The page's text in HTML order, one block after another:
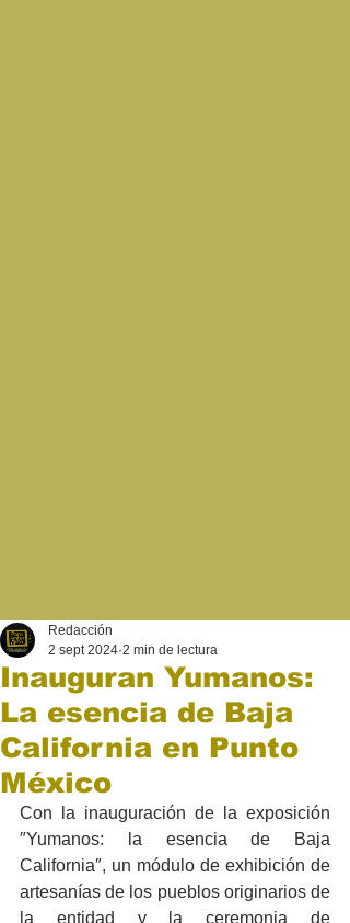
Inauguran Yumanos:
La esencia de Baja
California en Punto
México
Redacción
2 sept 2024 2 min de lectura
Con la inauguración de la exposición
″Yumanos: la esencia de Baja
California″, un módulo de exhibición de
artesanías de los pueblos originarios de
la entidad y la ceremonia de